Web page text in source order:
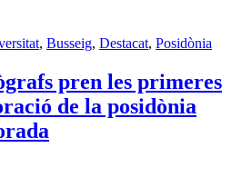
, Busseig, Destacat, Posidònia
pren les primeres
de la posidònia